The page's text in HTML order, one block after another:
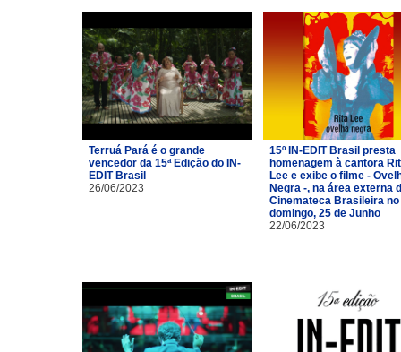
Terruá Pará é o grande
vencedor da 15ª Edição do IN-
EDIT Brasil
26/06/2023
15º IN-EDIT Brasil presta
homenagem à cantora
Lee e exibe o filme -
Negra -, na área externa
Cinemateca Brasileira no
domingo, 25 de Junho
22/06/2023